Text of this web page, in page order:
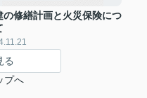
の修繕計画と火災保険につ
る
プへ